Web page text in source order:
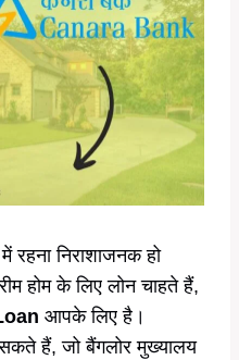
निराशाजनक हो
होम के लिए लोन चाहते हैं,
आपके लिए है।
हैं, जो बैंगलोर मुख्यालय